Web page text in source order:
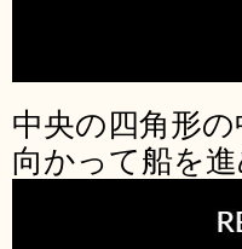
中央の四角形
向かって船を進